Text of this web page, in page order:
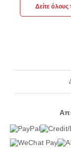
Δείτε